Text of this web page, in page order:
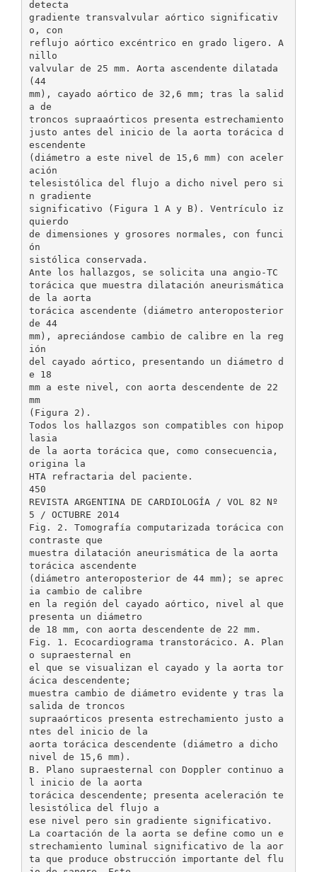
detecta
gradiente transvalvular aórtico significativ
o, con
reflujo aórtico excéntrico en grado ligero. A
nillo
valvular de 25 mm. Aorta ascendente dilatada
(44
mm), cayado aórtico de 32,6 mm; tras la salid
a de
troncos supraaórticos presenta estrechamiento
justo antes del inicio de la aorta torácica d
escendente
(diámetro a este nivel de 15,6 mm) con aceler
ación
telesistólica del flujo a dicho nivel pero si
n gradiente
significativo (Figura 1 A y B). Ventrículo iz
quierdo
de dimensiones y grosores normales, con funci
ón
sistólica conservada.
Ante los hallazgos, se solicita una angio-TC
torácica que muestra dilatación aneurismática
de la aorta
torácica ascendente (diámetro anteroposterior
de 44
mm), apreciándose cambio de calibre en la reg
ión
del cayado aórtico, presentando un diámetro d
e 18
mm a este nivel, con aorta descendente de 22
mm
(Figura 2).
Todos los hallazgos son compatibles con hipop
lasia
de la aorta torácica que, como consecuencia,
origina la
HTA refractaria del paciente.
450
REVISTA ARGENTINA DE CARDIOLOGÍA / VOL 82 Nº
5 / OCTUBRE 2014
Fig. 2. Tomografía computarizada torácica con
contraste que
muestra dilatación aneurismática de la aorta
torácica ascendente
(diámetro anteroposterior de 44 mm); se aprec
ia cambio de calibre
en la región del cayado aórtico, nivel al que
presenta un diámetro
de 18 mm, con aorta descendente de 22 mm.
Fig. 1. Ecocardiograma transtorácico. A. Plan
o supraesternal en
el que se visualizan el cayado y la aorta tor
ácica descendente;
muestra cambio de diámetro evidente y tras la
salida de troncos
supraaórticos presenta estrechamiento justo a
ntes del inicio de la
aorta torácica descendente (diámetro a dicho
nivel de 15,6 mm).
B. Plano supraesternal con Doppler continuo a
l inicio de la aorta
torácica descendente; presenta aceleración te
lesistólica del flujo a
ese nivel pero sin gradiente significativo.
La coartación de la aorta se define como un e
strechamiento luminal significativo de la aor
ta que produce obstrucción importante del flu